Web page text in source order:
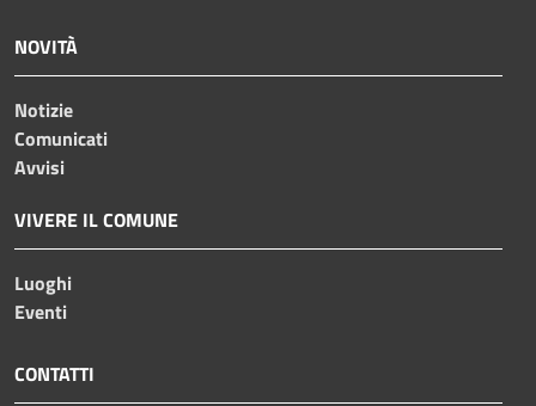
NOVITÀ
Notizie
Comunicati
Avvisi
VIVERE IL COMUNE
Luoghi
Eventi
CONTATTI